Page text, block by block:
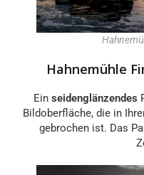
Hahnemühle
Ein seidenglänzendes
Bildoberfläche, die in
gebrochen ist. Das